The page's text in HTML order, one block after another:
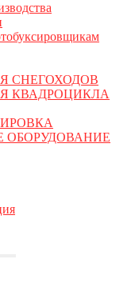
СНЕГОХОДОВ
КВАДРОЦИКЛА
ОБОРУДОВАНИЕ